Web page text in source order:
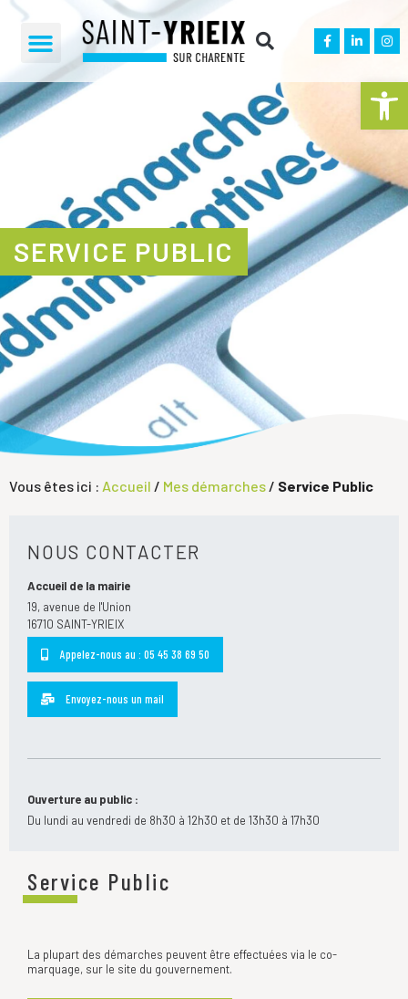
Ouvrir
SERVICE PUBLIC
Vous êtes ici : Accueil / Mes démarches / Service Public
Service Public
La plupart des démarches peuvent être effectuées via le co-
marquage, sur le site du gouvernement.
NOUS CONTACTER
Accueil de la mairie
19, avenue de l'Union
16710 SAINT-YRIEIX
Appelez-nous au : 05 45 38 69 50
Envoyez-nous un mail
Ouverture au public :
Du lundi au vendredi de 8h30 à 12h30 et de 13h30 à 17h30